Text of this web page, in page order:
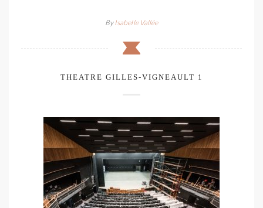
ByIsabelle Vallée
THEATRE GILLES-VIGNEAULT 1